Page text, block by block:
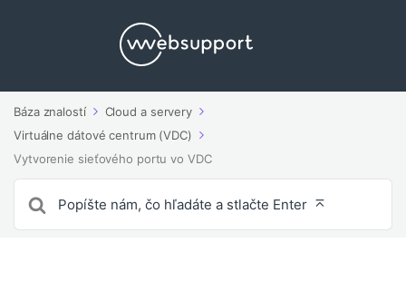
Báza znalostí
Cloud a servery
Virtuálne dátové centrum (VDC)
Vytvorenie sieťového portu vo VDC
pre